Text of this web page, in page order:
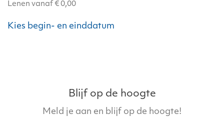
Lenen vanaf € 0,00
Kies begin- en einddatum
optie
gekozen
Blijf op de hoogte
Meld je aan en blijf op de hoogte!